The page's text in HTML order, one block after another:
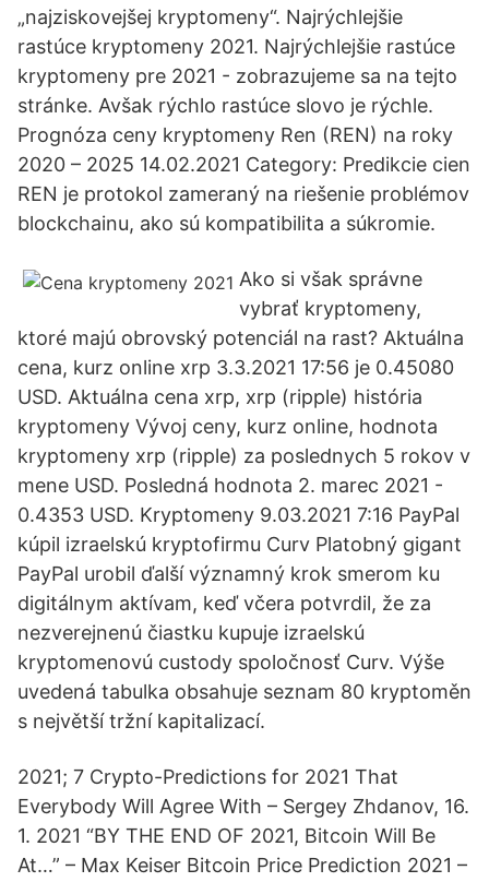
„najziskovejšej kryptomeny“. Najrýchlejšie
rastúce kryptomeny 2021. Najrýchlejšie rastúce
kryptomeny pre 2021 - zobrazujeme sa na tejto
stránke. Avšak rýchlo rastúce slovo je rýchle.
Prognóza ceny kryptomeny Ren (REN) na roky
2020 – 2025 14.02.2021 Category: Predikcie cien
REN je protokol zameraný na riešenie problémov
blockchainu, ako sú kompatibilita a súkromie.
Ako si však správne
vybrať kryptomeny,
ktoré majú obrovský potenciál na rast? Aktuálna
cena, kurz online xrp 3.3.2021 17:56 je 0.45080
USD. Aktuálna cena xrp, xrp (ripple) história
kryptomeny Vývoj ceny, kurz online, hodnota
kryptomeny xrp (ripple) za poslednych 5 rokov v
mene USD. Posledná hodnota 2. marec 2021 -
0.4353 USD. Kryptomeny 9.03.2021 7:16 PayPal
kúpil izraelskú kryptofirmu Curv Platobný gigant
PayPal urobil ďalší významný krok smerom ku
digitálnym aktívam, keď včera potvrdil, že za
nezverejnenú čiastku kupuje izraelskú
kryptomenovú custody spoločnosť Curv. Výše
uvedená tabulka obsahuje seznam 80 kryptoměn
s největší tržní kapitalizací.
2021; 7 Crypto-Predictions for 2021 That
Everybody Will Agree With – Sergey Zhdanov, 16.
1. 2021 “BY THE END OF 2021, Bitcoin Will Be
At…” – Max Keiser Bitcoin Price Prediction 2021 –